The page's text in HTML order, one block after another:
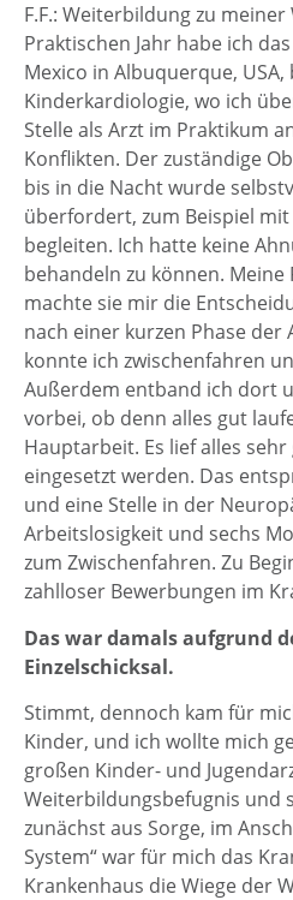
F.F.: Weiterbildung zu
Praktischen Jahr habe ich
Mexico in Albuquerque,
Kinderkardiologie, wo ich
Stelle als Arzt im Praktikum
Konflikten. Der zuständige
bis in die Nacht wurde
überfordert, zum Beispiel
begleiten. Ich hatte keine
behandeln zu können.
machte sie mir die
nach einer kurzen Phase
konnte ich zwischenfahren
Außerdem entband ich dort
vorbei, ob denn alles gut
Hauptarbeit. Es lief alles
eingesetzt werden. Das
und eine Stelle in der
Arbeitslosigkeit und sechs
zum Zwischenfahren. Zu
zahlloser Bewerbungen im
Das war damals aufgrund
Einzelschicksal.
Stimmt, dennoch kam für
Kinder, und ich wollte mich
großen Kinder- und
Weiterbildungsbefugnis und
zunächst aus Sorge, im
System“ war für mich das
Krankenhaus die Wiege der